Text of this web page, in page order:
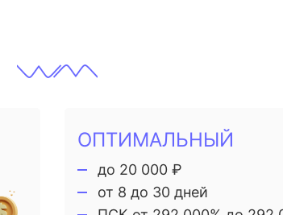
ОПТИМАЛЬНЫЙ
до 20 000 ₽
от 8 до 30 дней